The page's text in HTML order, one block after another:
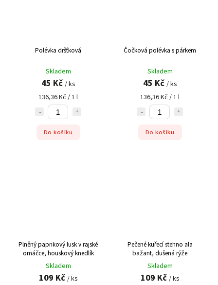
Polévka dršťková
Skladem
45 Kč / ks
136,36 Kč / 1 l
Do košíku
Čočková polévka s párkem
Skladem
45 Kč / ks
136,36 Kč / 1 l
Do košíku
Plněný paprikový lusk v rajské
omáčce, houskový knedlík
Skladem
109 Kč / ks
Pečené kuřecí stehno ala
bažant, dušená rýže
Skladem
109 Kč / ks